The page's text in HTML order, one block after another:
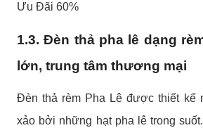
Ưu Đãi 60%
1.3. Đèn thả pha lê dạng
lớn, trung tâm thương mại
Đèn thả rèm Pha Lê được thiết kế
xảo bởi những hạt pha lê trong